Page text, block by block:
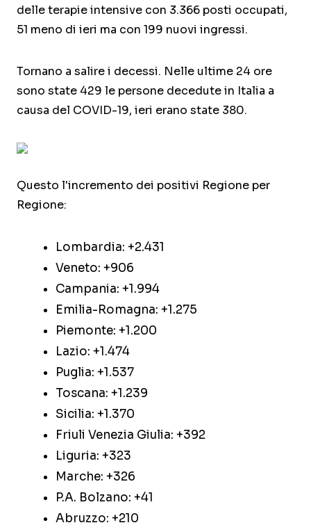
delle terapie intensive con 3.366 posti occupati,
51 meno di ieri ma con 199 nuovi ingressi.
Tornano a salire i decessi. Nelle ultime 24 ore
sono state 429 le persone decedute in Italia a
causa del COVID-19, ieri erano state 380.
Questo l'incremento dei positivi Regione per
Regione:
Lombardia: +2.431
Veneto: +906
Campania: +1.994
Emilia-Romagna: +1.275
Piemonte: +1.200
Lazio: +1.474
Puglia: +1.537
Toscana: +1.239
Sicilia: +1.370
Friuli Venezia Giulia: +392
Liguria: +323
Marche: +326
P.A. Bolzano: +41
Abruzzo: +210